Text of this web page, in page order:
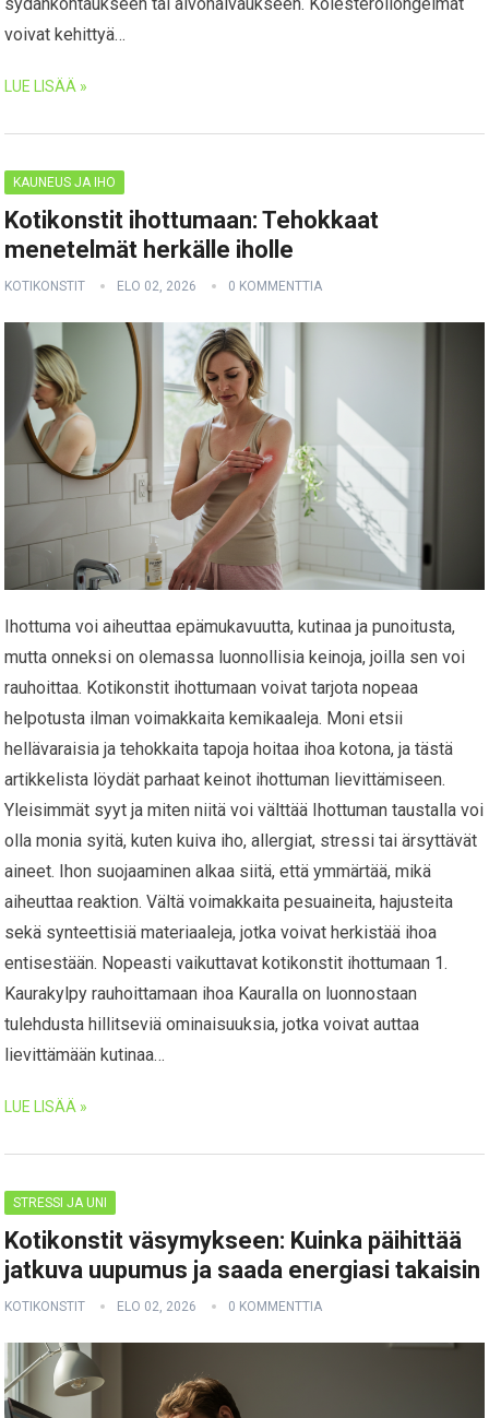
voivat kehittyä…
LUE LISÄÄ »
KAUNEUS JA IHO
Kotikonstit ihottumaan: Tehokkaat
menetelmät herkälle iholle
KOTIKONSTIT ELO 02, 2026 0 KOMMENTTIA
Ihottuma voi aiheuttaa epämukavuutta, kutinaa ja punoitusta,
mutta onneksi on olemassa luonnollisia keinoja, joilla sen voi
rauhoittaa. Kotikonstit ihottumaan voivat tarjota nopeaa
helpotusta ilman voimakkaita kemikaaleja. Moni etsii
hellävaraisia ja tehokkaita tapoja hoitaa ihoa kotona, ja tästä
artikkelista löydät parhaat keinot ihottuman lievittämiseen.
Yleisimmät syyt ja miten niitä voi välttää Ihottuman taustalla voi
olla monia syitä, kuten kuiva iho, allergiat, stressi tai ärsyttävät
aineet. Ihon suojaaminen alkaa siitä, että ymmärtää, mikä
aiheuttaa reaktion. Vältä voimakkaita pesuaineita, hajusteita
sekä synteettisiä materiaaleja, jotka voivat herkistää ihoa
entisestään. Nopeasti vaikuttavat kotikonstit ihottumaan 1.
Kaurakylpy rauhoittamaan ihoa Kauralla on luonnostaan
tulehdusta hillitseviä ominaisuuksia, jotka voivat auttaa
lievittämään kutinaa…
LUE LISÄÄ »
STRESSI JA UNI
Kotikonstit väsymykseen: Kuinka päihittää
jatkuva uupumus ja saada energiasi takaisin
KOTIKONSTIT ELO 02, 2026 0 KOMMENTTIA